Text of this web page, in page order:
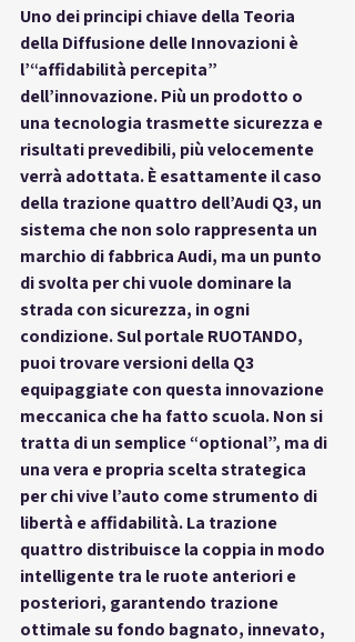
Uno dei principi chiave della Teoria
della Diffusione delle Innovazioni è
l’“affidabilità percepita”
dell’innovazione. Più un prodotto o
una tecnologia trasmette sicurezza e
risultati prevedibili, più velocemente
verrà adottata. È esattamente il caso
della trazione quattro dell’Audi Q3, un
sistema che non solo rappresenta un
marchio di fabbrica Audi, ma un punto
di svolta per chi vuole dominare la
strada con sicurezza, in ogni
condizione. Sul portale RUOTANDO,
puoi trovare versioni della Q3
equipaggiate con questa innovazione
meccanica che ha fatto scuola. Non si
tratta di un semplice “optional”, ma di
una vera e propria scelta strategica
per chi vive l’auto come strumento di
libertà e affidabilità. La trazione
quattro distribuisce la coppia in modo
intelligente tra le ruote anteriori e
posteriori, garantendo trazione
ottimale su fondo bagnato, innevato,